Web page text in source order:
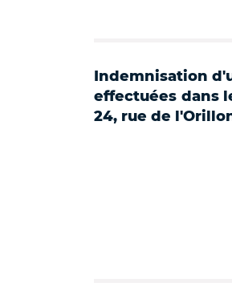
Indemnisation
effectuées dans
24, rue de